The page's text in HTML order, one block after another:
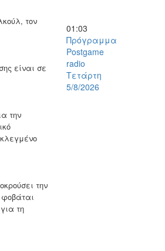
τον
είναι σε
την
την
τη
01:03
Πρόγραμμα
Postgame
radio
Τετάρτη
5/8/2026